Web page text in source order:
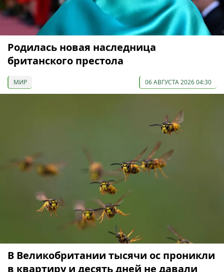
Родилась новая наследница
британского престола
МИР 06 АВГУСТА 2026 04:30
В Великобритании тысячи ос проникли
в квартиру и десять дней не давали